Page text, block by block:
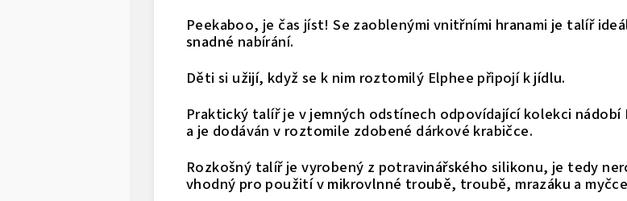
Peekaboo, je čas jíst! Se zaoblenými vnitřními hranami je talíř
snadné nabírání.
Děti si užijí, když se k nim roztomilý Elphee připojí k jídlu.
Praktický talíř je v jemných odstínech odpovídající kolekci nádobí
a je dodáván v roztomile zdobené dárkové krabičce.
Rozkošný talíř je vyrobený z potravinářského silikonu, je tedy
vhodný pro použití v mikrovlnné troubě, troubě, mrazáku a